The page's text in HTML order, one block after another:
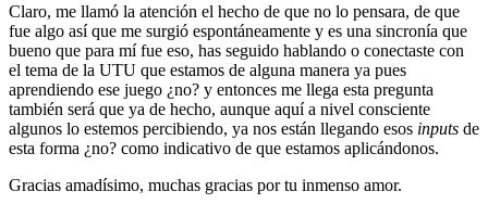
Claro, me llamó la atención el hecho de que no lo pensara, de que
fue algo así que me surgió espontáneamente y es una sincronía que
bueno que para mí fue eso, has seguido hablando o conectaste con
el tema de la UTU que estamos de alguna manera ya pues
aprendiendo ese juego ¿no? y entonces me llega esta pregunta
también será que ya de hecho, aunque aquí a nivel consciente
algunos lo estemos percibiendo, ya nos están llegando esos inputs de
esta forma ¿no? como indicativo de que estamos aplicándonos.
Gracias amadísimo, muchas gracias por tu inmenso amor.